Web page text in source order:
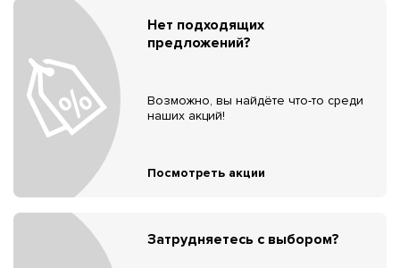
Нет подходящих
предложений?
Возможно, вы найдёте что-то среди
наших акций!
Посмотреть акции
Затрудняетесь с выбором?